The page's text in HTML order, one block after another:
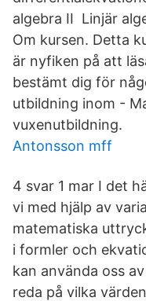
algebra II Linjär
Om kursen. Detta
är nyfiken på att
bestämt dig för
utbildning inom -
vuxenutbildning.
Antonsson mff
4 svar 1 mar I det
vi med hjälp av
matematiska
i formler och
kan använda oss
reda på vilka